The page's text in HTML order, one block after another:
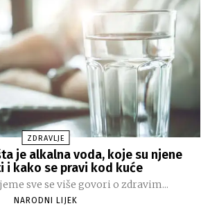
ZDRAVLJE
je alkalna voda, koje su njene
i kako se pravi kod kuće
sve se više govori o zdravim...
NARODNI LIJEK